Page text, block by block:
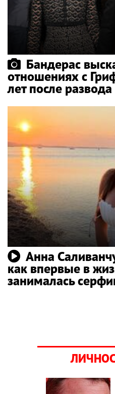
Бандерас
отношениях с
лет после развода
Анна
как впервые в
занималась